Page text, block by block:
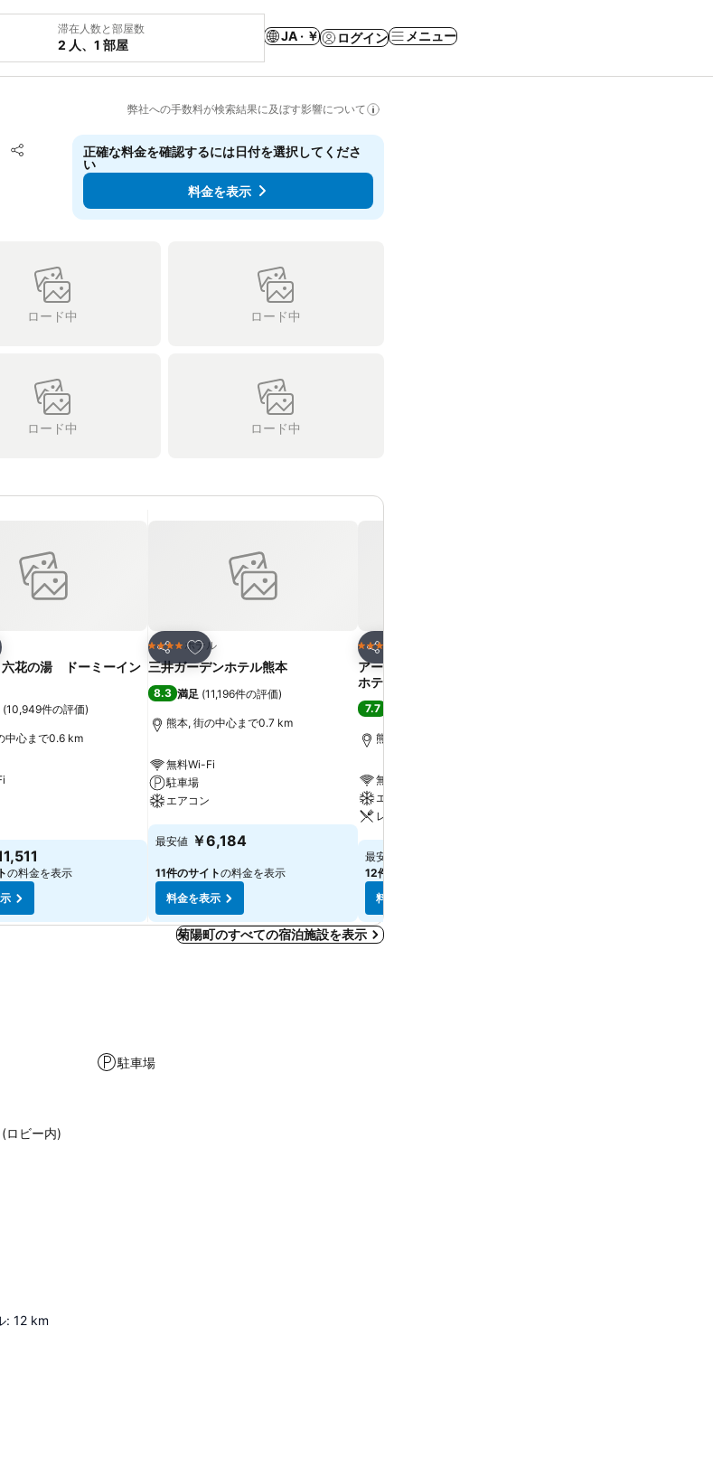
滞在人数と部屋数
2 人、1 部屋
JA · ￥ ログイン メニュー
弊社への手数料が検索結果に及ぼす影響について
シェア
お気に入りに追加
正確な料金を確認するには日付を選択してくださ
い
料金を表示
ロード中 ロード中
ロード中 ロード中
に入りに追加
ク
花の湯 ドーミーイン
(10,949件の評価)
中心まで0.6 km
の料金を表示
シェア
お気に入りに追加
4 ホテルのランク
ホテル
三井ガーデンホテル熊本
8.3 満足 (11,196件の評価)
熊本, 街の中心まで0.7 km
無料Wi-Fi
駐車場
エアコン
料金を表示
最安値 ￥6,184
11件のサイトの料金を表示
料金を表示
シェア
3 ホテルのランク
アークホテル熊本城前 –ルートイン
ホテルズ–
7.7
熊本, 街の中心まで0.5 km
無料Wi-Fi
エアコン
レストラン
料金を表示
最安値
12件のサイト
料金を表示
菊陽町のすべての宿泊施設を表示
駐車場
ロビー内)
: 12 km